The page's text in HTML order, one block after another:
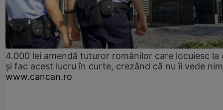
4.000 lei amendă tuturor românilor care locuiesc la
și fac acest lucru în curte, crezând că nu îi vede
www.cancan.ro